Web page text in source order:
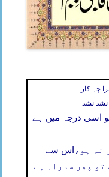
چہ کار
نشد نشد
اسی درجہ میں ہے
اس سے نہ ہو،
تو پھر سدراہ ہے